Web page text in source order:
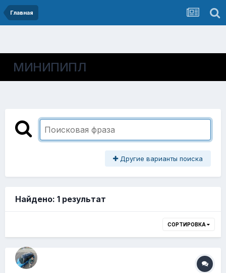
Главная
МИНИПИПЛ
Другие варианты поиска
Найдено: 1 результат
СОРТИРОВКА